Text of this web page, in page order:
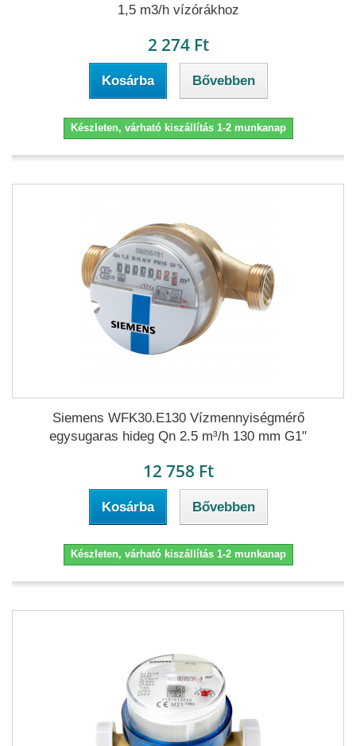
1,5 m3/h vízórákhoz
2 274 Ft
Kosárba Bővebben
Készleten, várható kiszállítás 1-2 munkanap
Siemens WFK30.E130 Vízmennyiségmérő
egysugaras hideg Qn 2.5 m³/h 130 mm G1"
12 758 Ft
Kosárba Bővebben
Készleten, várható kiszállítás 1-2 munkanap